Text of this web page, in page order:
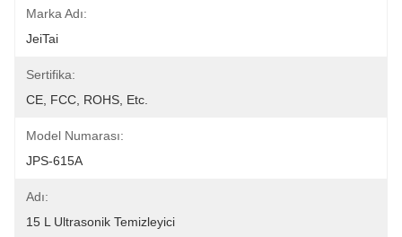
Marka Adı:
JeiTai
Sertifika:
CE, FCC, ROHS, Etc.
Model Numarası:
JPS-615A
Adı:
15 L Ultrasonik Temizleyici